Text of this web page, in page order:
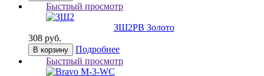
Быстрый просмотр
ЗШ2РВ Золото
308 руб.
В корзину
Подробнее
Быстрый просмотр